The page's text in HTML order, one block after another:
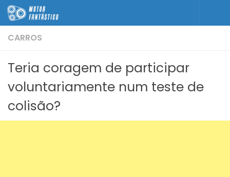
Skip to content
CARROS
Teria coragem de participar
voluntariamente num teste de
colisão?